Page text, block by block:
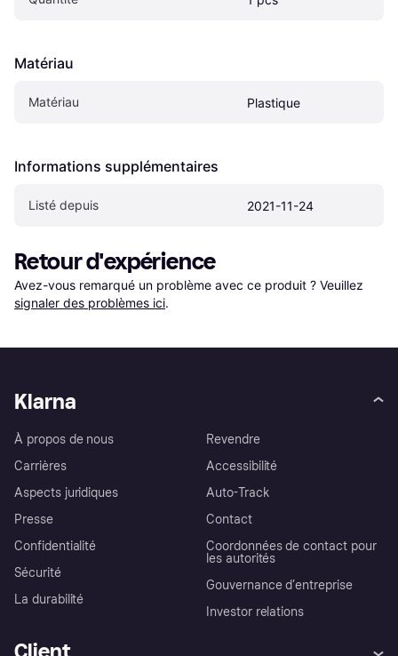
Matériau
Matériau Plastique
Informations supplémentaires
Listé depuis 2021-11-24
Retour d'expérience
Avez-vous remarqué un problème avec ce produit ? Veuillez
signaler des problèmes ici.
Klarna
À propos de nous
Carrières
Aspects juridiques
Presse
Confidentialité
Sécurité
La durabilité
Revendre
Accessibilité
Auto-Track
Contact
Coordonnées de contact pour
les autorités
Gouvernance d’entreprise
Investor relations